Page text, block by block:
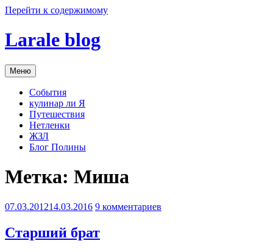
Перейти к содержимому
Larale blog
Меню
События
кулинар ли Я
Путешествия
Нетленки
ЖЗЛ
Блог Полины
Метка: Миша
07.03.201214.03.2016 9 комментариев
Старший брат